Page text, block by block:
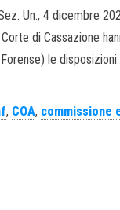
Sez. Un., 4
di Cassazione
Forense) le
, COA, commissione